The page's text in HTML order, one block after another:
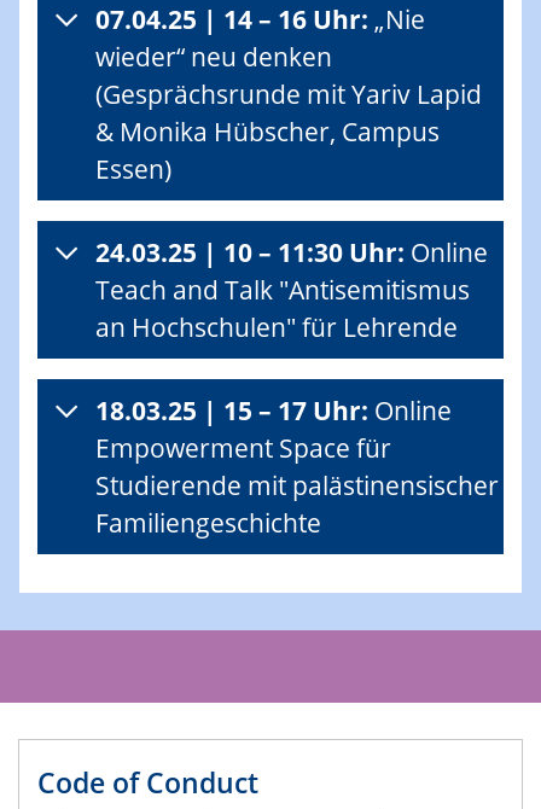
07.04.25 | 14 – 16 Uhr: „Nie
wieder“ neu denken
(Gesprächsrunde mit Yariv Lapid
& Monika Hübscher, Campus
Essen)
24.03.25 | 10 – 11:30 Uhr: Online
Teach and Talk "Antisemitismus
an Hochschulen" für Lehrende
18.03.25 | 15 – 17 Uhr: Online
Empowerment Space für
Studierende mit palästinensischer
Familiengeschichte
Code of Conduct